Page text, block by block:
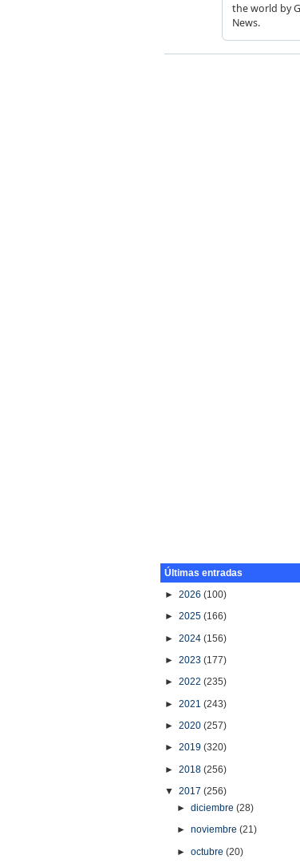
Últimas entradas
►2026(100)
►2025(166)
►2024(156)
►2023(177)
►2022(235)
►2021(243)
►2020(257)
►2019(320)
►2018(256)
▼2017(256)
►diciembre(28)
►noviembre(21)
►octubre(20)